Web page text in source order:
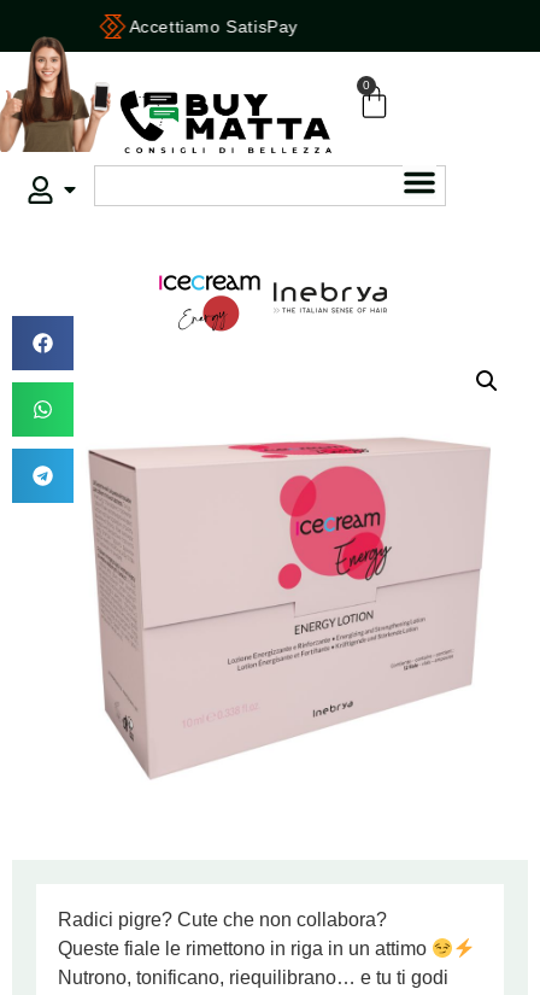
Accettiamo SatisPay
0
Radici pigre? Cute che non collabora?
Queste fiale le rimettono in riga in un attimo
Nutrono, tonificano, riequilibrano… e tu ti godi